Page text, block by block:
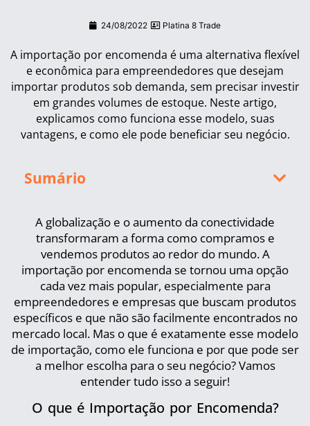
24/08/2022 Platina 8 Trade
A importação por encomenda é uma alternativa flexível
e econômica para empreendedores que desejam
importar produtos sob demanda, sem precisar investir
em grandes volumes de estoque. Neste artigo,
explicamos como funciona esse modelo, suas
vantagens, e como ele pode beneficiar seu negócio.
Sumário
A globalização e o aumento da conectividade
transformaram a forma como compramos e
vendemos produtos ao redor do mundo. A
importação por encomenda se tornou uma opção
cada vez mais popular, especialmente para
empreendedores e empresas que buscam produtos
específicos e que não são facilmente encontrados no
mercado local. Mas o que é exatamente esse modelo
de importação, como ele funciona e por que pode ser
a melhor escolha para o seu negócio? Vamos
entender tudo isso a seguir!
O que é Importação por Encomenda?